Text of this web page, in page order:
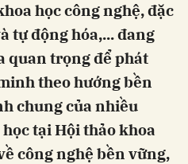
học công nghệ, đặc
tự động hóa,... đang
quan trọng để phát
theo hướng bền
chung của nhiều
tại Hội thảo khoa
công nghệ bền vững,
Hủy Gửi